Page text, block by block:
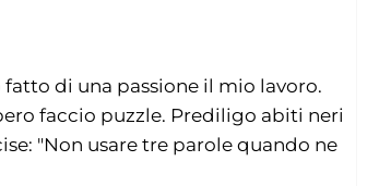
di una passione il mio lavoro.
faccio puzzle. Prediligo abiti neri
"Non usare tre parole quando ne